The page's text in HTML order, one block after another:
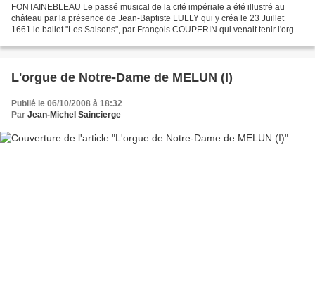
FONTAINEBLEAU Le passé musical de la cité impériale a été illustré au
château par la présence de Jean-Baptiste LULLY qui y créa le 23 Juillet
1661 le ballet "Les Saisons", par François COUPERIN qui venait tenir l'orgue
L'orgue de Notre-Dame de MELUN (I)
Publié le 06/10/2008 à 18:32
Par Jean-Michel Saincierge